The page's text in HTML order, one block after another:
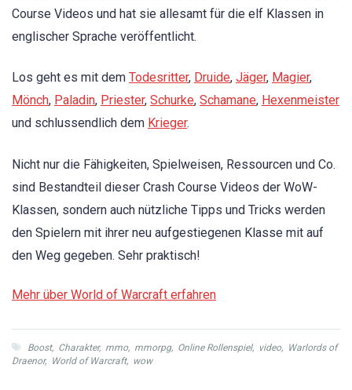
Course Videos und hat sie allesamt für die elf Klassen in
englischer Sprache veröffentlicht.
Los geht es mit dem Todesritter, Druide, Jäger, Magier,
Mönch, Paladin, Priester, Schurke, Schamane, Hexenmeister
und schlussendlich dem Krieger.
Nicht nur die Fähigkeiten, Spielweisen, Ressourcen und Co.
sind Bestandteil dieser Crash Course Videos der WoW-
Klassen, sondern auch nützliche Tipps und Tricks werden
den Spielern mit ihrer neu aufgestiegenen Klasse mit auf
den Weg gegeben. Sehr praktisch!
Mehr über World of Warcraft erfahren
Boost, Charakter, mmo, mmorpg, Online Rollenspiel, video, Warlords of
Draenor, World of Warcraft, wow